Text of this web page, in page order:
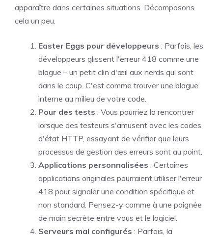
apparaître dans certaines situations. Décomposons
cela un peu.
Easter Eggs pour développeurs : Parfois, les
développeurs glissent l'erreur 418 comme une
blague – un petit clin d'œil aux nerds qui sont
dans le coup. C'est comme trouver une blague
interne au milieu de votre code.
Pour des tests : Vous pourriez la rencontrer
lorsque des testeurs s'amusent avec les codes
d'état HTTP, essayant de vérifier que leurs
processus de gestion des erreurs sont au point.
Applications personnalisées : Certaines
applications originales pourraient utiliser l'erreur
418 pour signaler une condition spécifique et
non standard. Pensez-y comme à une poignée
de main secrète entre vous et le logiciel.
Serveurs mal configurés : Parfois, la